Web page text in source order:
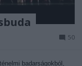
50
badarságokból,